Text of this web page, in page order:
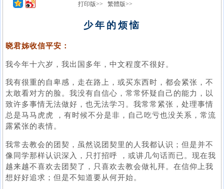
打印版>> 繁體版>>
少年的烦恼
晓君姊收信平安：
我今年十六岁，我出国多年，中文程度不很好。
我有很重的自卑感，走在路上，或买东西时，都会紧张，不
太敢看对方的脸。我没有自信心，常常怀疑自己的能力，以
致许多事情无法做好，也无法学习。我常常紧张，处理事情
总是马马虎虎 ，有时候不分是非，自己吃亏也没关系，常流
露紧张的表情。
我常去教会的团契，虽然说团契里的人我都认识；但是并不
像同学那样认识深入，只打招呼 ，或讲几句话而已。现在我
越来越不喜欢去团契了，只喜欢去教会做礼拜。在信仰上我
想好好追求；但是不知道要从何开始。